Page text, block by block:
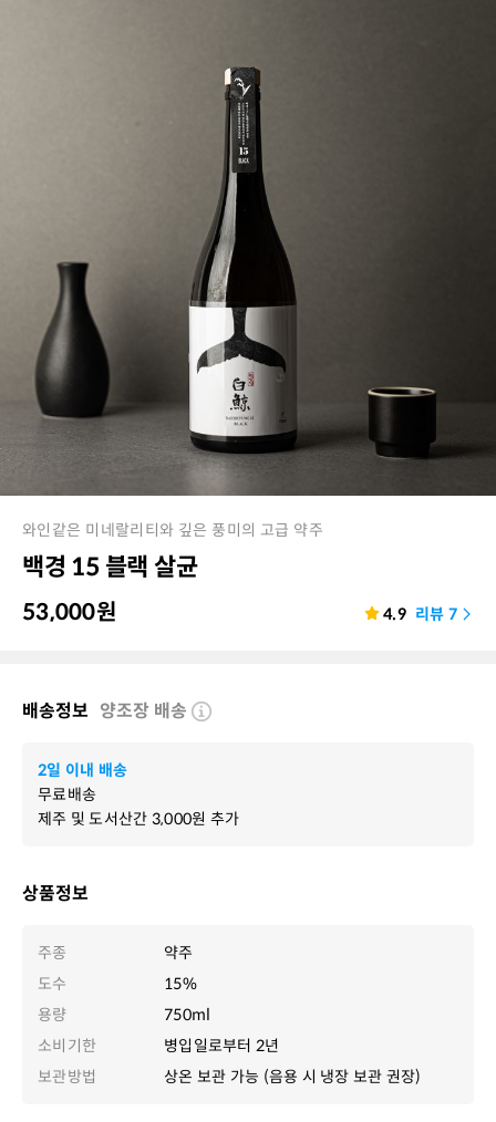
와인같은 미네랄리티와 깊은 풍미의 고급 약주
백경 15 블랙 살균
53,000원 4.9 리뷰 7
상품정보
주종
약주
도수
15%
용량
750ml
소비기한
병입일로부터 2년
보관방법
상온 보관 가능 (음용 시 냉장 보관 권장)
배송정보 양조장 배송
2일 이내 배송
무료배송
제주 및 도서산간 3,000원 추가